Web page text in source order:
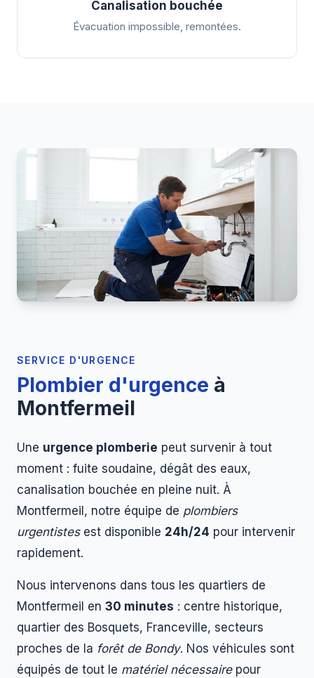
Canalisation bouchée
Évacuation impossible, remontées.
SERVICE D'URGENCE
Plombier d'urgence à
Montfermeil
Une urgence plomberie peut survenir à tout
moment : fuite soudaine, dégât des eaux,
canalisation bouchée en pleine nuit. À
Montfermeil, notre équipe de plombiers
urgentistesest disponible 24h/24 pour intervenir
rapidement.
Nous intervenons dans tous les quartiers de
Montfermeil en 30 minutes : centre historique,
quartier des Bosquets, Franceville, secteurs
proches de la forêt de Bondy. Nos véhicules sont
équipés de tout le matériel nécessairepour